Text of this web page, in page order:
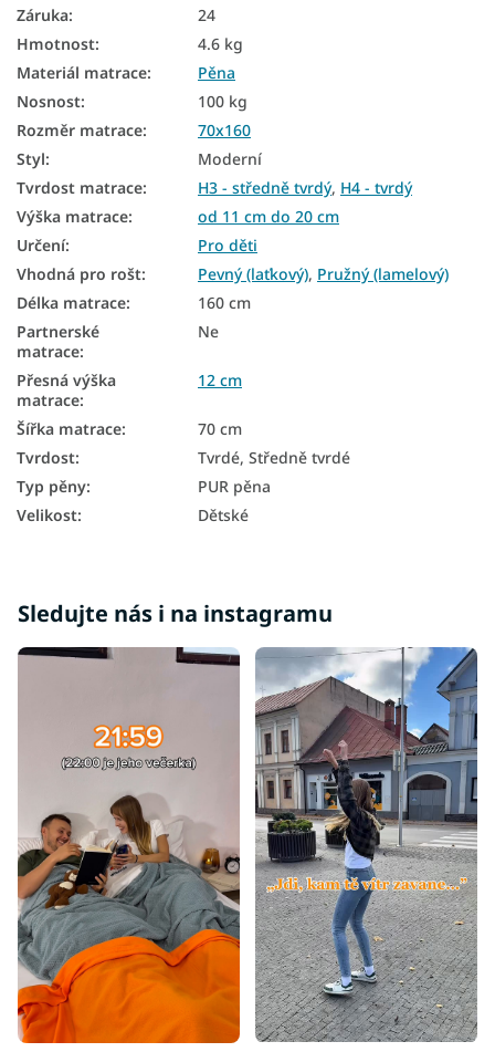
Zdravotní matrace
Dětské matrace podle materiálu
Dětské matrace podle věku
Matrace pro novorozence
Matrace pro miminka
Dětské nezónované matrace
Antialergické matrace
Antibakteriální matrace
Matrace tvrdost H3
Matrace tvrdost H4
Záruka:
24
Hmotnost:
4.6 kg
Materiál matrace:
Pěna
Nosnost:
100 kg
Rozměr matrace:
70x160
Styl:
Moderní
Tvrdost matrace: H3 - středně tvrdý, H4 - tvrdý
Výška matrace:
od 11 cm do 20 cm
Určení:
Pro děti
Vhodná pro rošt: Pevný (laťkový), Pružný (lamelový)
Délka matrace:
160 cm
Partnerské
matrace:
Ne
Přesná výška
matrace:
12 cm
Šířka matrace:
70 cm
Tvrdost:
Tvrdé, Středně tvrdé
Typ pěny:
PUR pěna
Velikost: Dětské
Sledujte nás i na instagramu